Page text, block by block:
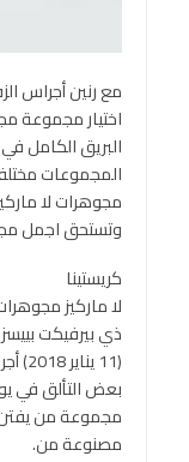
مع رنين أجراس
اختيار مجموعة
البريق الكامل
المجموعات
مجوهرات لا
وتستحق اجمل
كريستينا
لا ماركيز
ذي بيرفيكت
(11
بعض التألق في
مجموعة من يفتن
مصنوعة من.